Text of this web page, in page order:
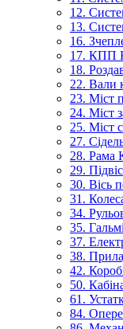
12.
13.
16.
17. КПП
18.
22. Вали
23. Міст
24. Міст
25. Міст
27.
28. Рама
29.
30. Вісь
31.
34.
35.
37.
38.
42.
50.
61.
84.